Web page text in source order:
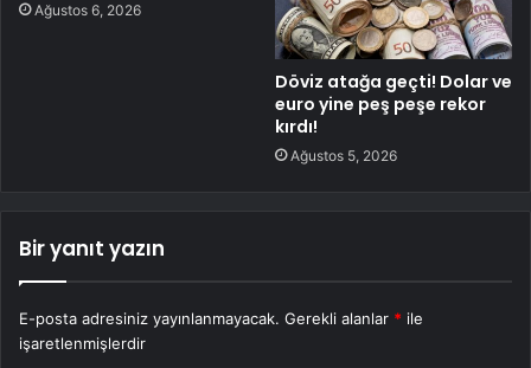
Ağustos 6, 2026
Döviz atağa geçti! Dolar ve
euro yine peş peşe rekor
kırdı!
Ağustos 5, 2026
Bir yanıt yazın
E-posta adresiniz yayınlanmayacak. Gerekli alanlar * ile
işaretlenmişlerdir